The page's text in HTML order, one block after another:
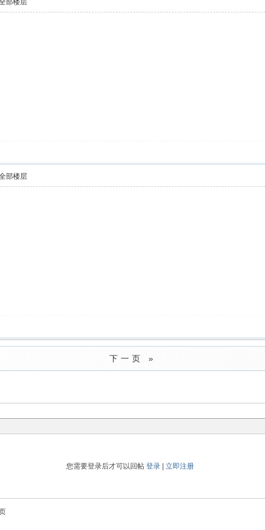
部楼层
部楼层
下一页 »
您需要登录后才可以回帖 登录| 立即注册